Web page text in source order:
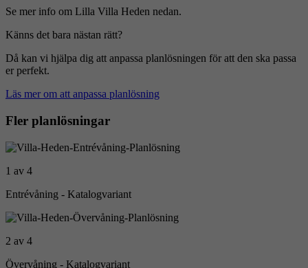
Se mer info om Lilla Villa Heden nedan.
Känns det bara nästan rätt?
Då kan vi hjälpa dig att anpassa planlösningen för att den ska passa
er perfekt.
Läs mer om att anpassa planlösning
Fler planlösningar
1 av 4
Entrévåning - Katalogvariant
2 av 4
Övervåning - Katalogvariant